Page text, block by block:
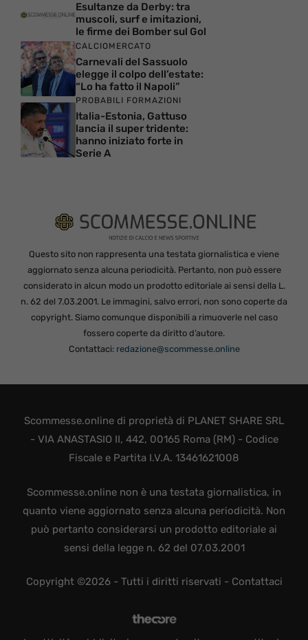
Esultanze da Derby: tra
muscoli, surf e imitazioni,
le firme dei Bomber sul Gol
CALCIOMERCATO
Carnevali del Sassuolo
elegge il colpo dell’estate:
“Lo ha fatto il Napoli”
PROBABILI FORMAZIONI
Italia-Estonia, Gattuso
lancia il super tridente:
hanno iniziato forte in
Serie A
Questo sito non rappresenta una testata giornalistica e viene
aggiornato senza alcuna periodicità. Pertanto, non può essere
considerato in alcun modo un prodotto editoriale ai sensi della L.
n. 62 del 7.03.2001. Le immagini, salvo errori, non sono coperte da
copyright. Siamo comunque disponibili a rimuoverle nel caso
fossero coperte da diritto d’autore.
Contattaci: redazione@scommesse.online
Scommesse.online di proprietà di PLANET SHARE SRL
- VIA ANASTASIO II, 442, 00165 Roma (RM) - Codice
Fiscale e Partita I.V.A. 13461621008
Scommesse.online non è una testata giornalistica, in
quanto viene aggiornato senza alcuna periodicità. Non
può pertanto considerarsi un prodotto editoriale ai
sensi della legge n. 62 del 07.03.2001
Copyright ©2026 - Tutti i diritti riservati - Contattaci